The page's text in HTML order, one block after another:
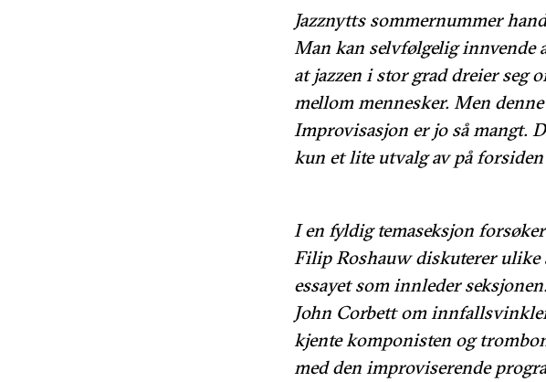
Jazznytts sommernummer
Man kan selvfølgelig innvende
at jazzen i stor grad dreier seg
mellom mennesker. Men
Improvisasjon er jo så mangt.
kun et lite utvalg av på forsiden
I en fyldig temaseksjon
Filip Roshauw diskuterer ulike
essayet som innleder
John Corbett om
kjente komponisten og
med den improviserende